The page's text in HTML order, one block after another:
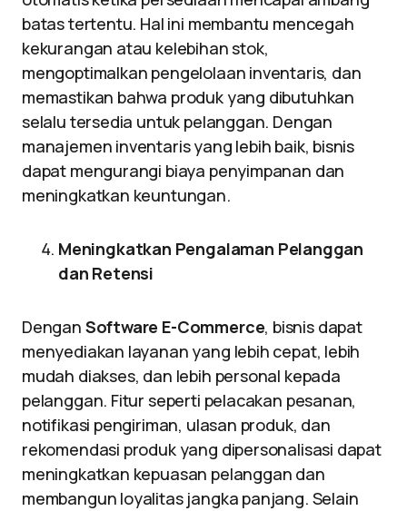
batas tertentu. Hal ini membantu mencegah
kekurangan atau kelebihan stok,
mengoptimalkan pengelolaan inventaris, dan
memastikan bahwa produk yang dibutuhkan
selalu tersedia untuk pelanggan. Dengan
manajemen inventaris yang lebih baik, bisnis
dapat mengurangi biaya penyimpanan dan
meningkatkan keuntungan.
Meningkatkan Pengalaman Pelanggan
dan Retensi
Dengan Software E-Commerce, bisnis dapat
menyediakan layanan yang lebih cepat, lebih
mudah diakses, dan lebih personal kepada
pelanggan. Fitur seperti pelacakan pesanan,
notifikasi pengiriman, ulasan produk, dan
rekomendasi produk yang dipersonalisasi dapat
meningkatkan kepuasan pelanggan dan
membangun loyalitas jangka panjang. Selain